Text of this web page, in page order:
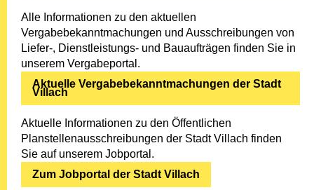
Alle Informationen zu den aktuellen
Vergabebekanntmachungen und Ausschreibungen von
Liefer-, Dienstleistungs- und Bauaufträgen finden Sie in
unserem Vergabeportal.
Aktuelle Vergabebekanntmachungen der Stadt
Villach
Aktuelle Informationen zu den Öffentlichen
Planstellenausschreibungen der Stadt Villach finden
Sie auf unserem Jobportal.
Zum Jobportal der Stadt Villach